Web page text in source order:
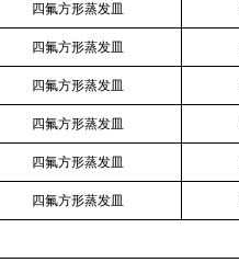
四氟方形蒸发皿
四氟方形蒸发皿
四氟方形蒸发皿
四氟方形蒸发皿
四氟方形蒸发皿
四氟方形蒸发皿